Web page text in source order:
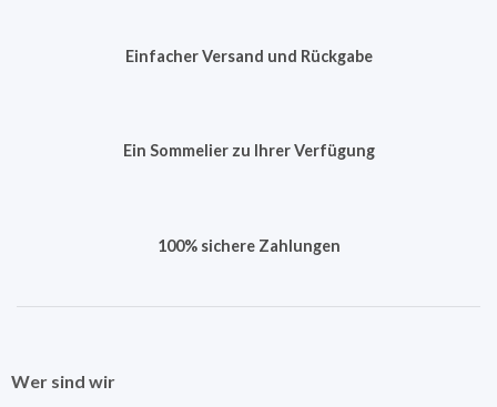
Einfacher Versand und Rückgabe
Ein Sommelier zu Ihrer Verfügung
100% sichere Zahlungen
Wer sind wir